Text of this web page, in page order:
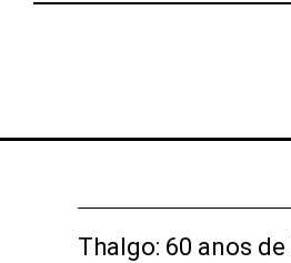
Thalgo: 60 anos de